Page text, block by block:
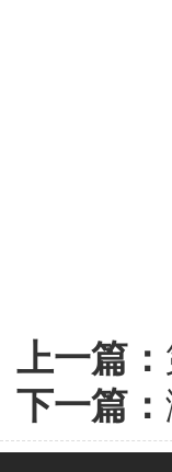
上一篇：
下一篇：